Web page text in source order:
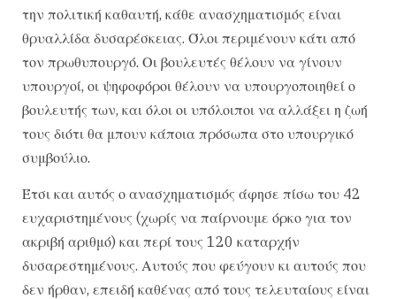
την πολιτική καθαυτή, κάθε ανασχηματισμός είναι
θρυαλλίδα δυσαρέσκειας. Όλοι περιμένουν κάτι από
τον πρωθυπουργό. Οι βουλευτές θέλουν να γίνουν
υπουργοί, οι ψηφοφόροι θέλουν να υπουργοποιηθεί ο
βουλευτής των, και όλοι οι υπόλοιποι να αλλάξει η ζωή
τους διότι θα μπουν κάποια πρόσωπα στο υπουργικό
συμβούλιο.
Έτσι και αυτός ο ανασχηματισμός άφησε πίσω του 42
ευχαριστημένους (χωρίς να παίρνουμε όρκο για τον
ακριβή αριθμό) και περί τους 120 καταρχήν
δυσαρεστημένους. Αυτούς που φεύγουν κι αυτούς που
δεν ήρθαν, επειδή καθένας από τους τελευταίους είναι